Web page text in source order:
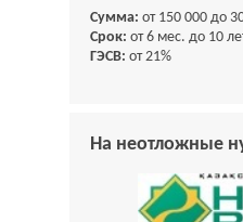
Сумма: от 150 000 до
Срок: от 6 мес. до 10
ГЭСВ: от 21%
На неотложные